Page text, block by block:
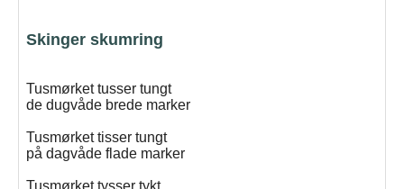
Skinger skumring
Tusmørket tusser tungt
de dugvåde brede marker
Tusmørket tisser tungt
på dagvåde flade marker
Tusmørket tysser tykt